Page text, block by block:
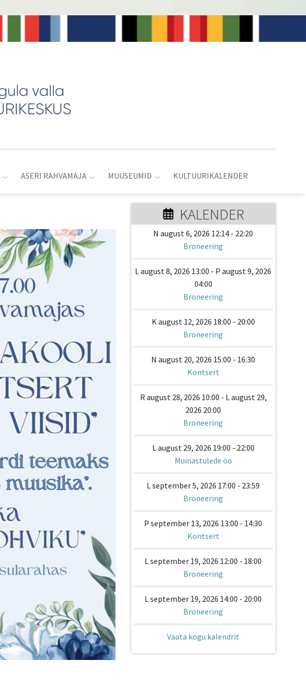
ASERI RAHVAMAJA MUUSEUMID KULTUURIKALENDER
KALENDER
N august 6, 2026 12:14 - 22:20
Broneering
L august 8, 2026 13:00 - P august 9, 2026
04:00
Broneering
K august 12, 2026 18:00 - 20:00
Broneering
N august 20, 2026 15:00 - 16:30
Kontsert
R august 28, 2026 10:00 - L august 29,
2026 20:00
Broneering
L august 29, 2026 19:00 - 22:00
Muinastulede öö
L september 5, 2026 17:00 - 23:59
Broneering
P september 13, 2026 13:00 - 14:30
Kontsert
L september 19, 2026 12:00 - 18:00
Broneering
L september 19, 2026 14:00 - 20:00
Broneering
Vaata kogu kalendrit